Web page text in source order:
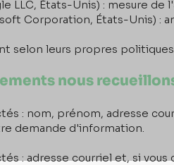
LLC, États-Unis) : mesure
Corporation, États-Unis) :
selon leurs propres
nous
: nom, prénom, adresse
demande d'information.
: adresse courriel et, si